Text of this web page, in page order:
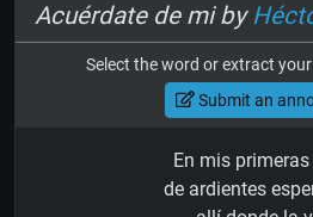
Acuérdate de mi by
Select the word or extract
Submit an
En mis
de ardientes